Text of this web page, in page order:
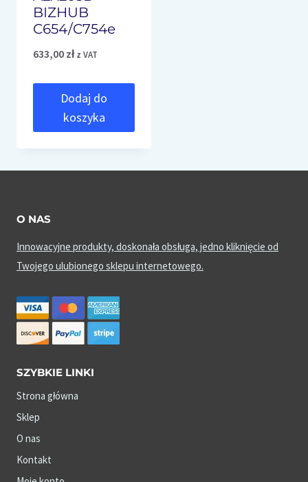
BIZHUB
C654/C754e
633,00 zł z VAT
Dodaj do
koszyka
O NAS
Innowacyjne produkty, doskonała obsługa, jedno kliknięcie od
Twojego ulubionego sklepu internetowego.
SZYBKIE LINKI
Strona główna
Sklep
O nas
Kontakt